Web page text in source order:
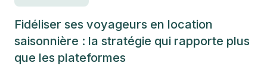
Fidéliser ses voyageurs en location
saisonnière : la stratégie qui rapporte plus
que les plateformes